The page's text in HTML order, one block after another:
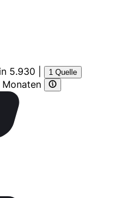
5.930 1 Quelle